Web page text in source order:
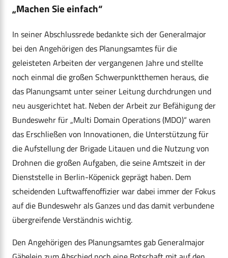
„Machen Sie einfach“
In seiner Abschlussrede bedankte sich der Generalmajor
bei den Angehörigen des Planungsamtes für die
geleisteten Arbeiten der vergangenen Jahre und stellte
noch einmal die großen Schwerpunktthemen heraus, die
das Planungsamt unter seiner Leitung durchdrungen und
neu ausgerichtet hat. Neben der Arbeit zur Befähigung der
Bundeswehr für „Multi Domain Operations (MDO)“ waren
das Erschließen von Innovationen, die Unterstützung für
die Aufstellung der Brigade Litauen und die Nutzung von
Drohnen die großen Aufgaben, die seine Amtszeit in der
Dienststelle in Berlin-Köpenick geprägt haben. Dem
scheidenden Luftwaffenoffizier war dabei immer der Fokus
auf die Bundeswehr als Ganzes und das damit verbundene
übergreifende Verständnis wichtig.
Den Angehörigen des Planungsamtes gab Generalmajor